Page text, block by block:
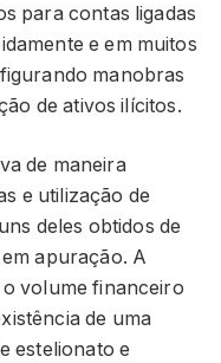
para contas ligadas
e em muitos
manobras
de ativos ilícitos.
de maneira
e utilização de
deles obtidos de
apuração. A
volume financeiro
de uma
estelionato e